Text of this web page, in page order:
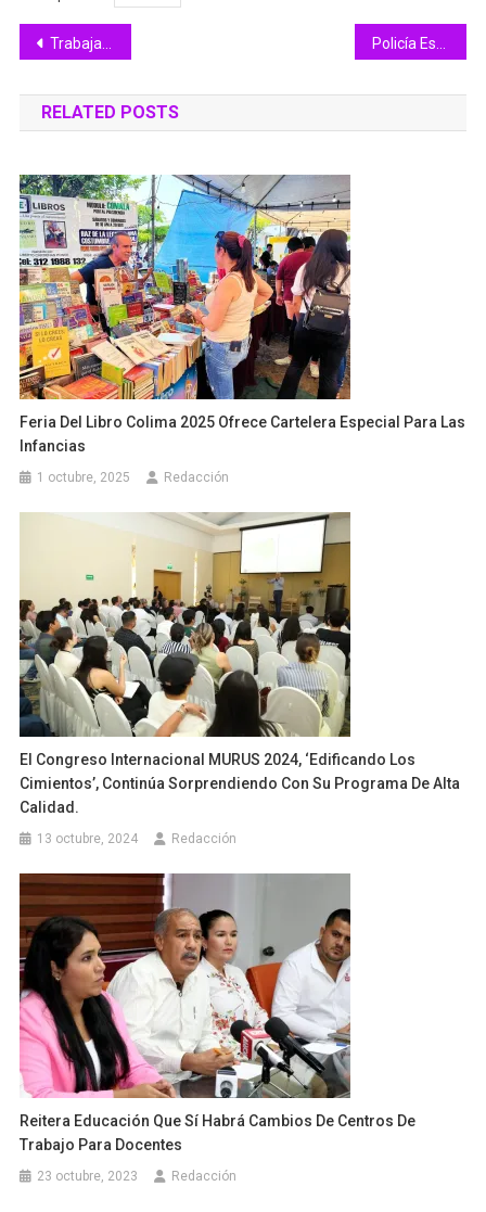
Navegación
de
entradas
Trabaja SEMAR en descarbonización de puertos
RELATED POSTS
Feria Del Libro Colima 2025 Ofrece Cartelera Especial Para Las
Infancias
1 octubre, 2025 Redacción
El Congreso Internacional MURUS 2024, ‘Edificando Los
Cimientos’, Continúa Sorprendiendo Con Su Programa De Alta
Calidad.
13 octubre, 2024 Redacción
Reitera Educación Que Sí Habrá Cambios De Centros De
Trabajo Para Docentes
23 octubre, 2023 Redacción